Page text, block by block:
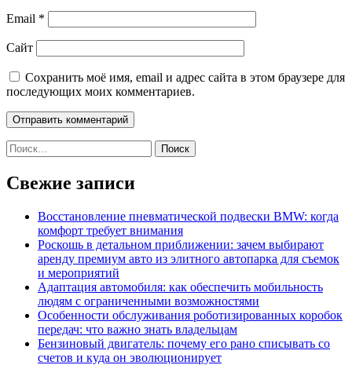
Email *
Сайт
Сохранить моё имя, email и адрес сайта в этом браузере для
последующих моих комментариев.
Найти:
Свежие записи
Восстановление пневматической подвески BMW: когда
комфорт требует внимания
Роскошь в детальном приближении: зачем выбирают
аренду премиум авто из элитного автопарка для съемок
и мероприятий
Адаптация автомобиля: как обеспечить мобильность
людям с ограниченными возможностями
Особенности обслуживания роботизированных коробок
передач: что важно знать владельцам
Бензиновый двигатель: почему его рано списывать со
счетов и куда он эволюционирует